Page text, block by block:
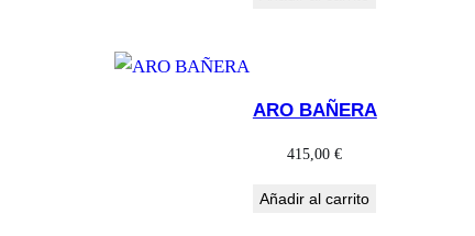
ARO BAÑERA
415,00€
Añadir al carrito